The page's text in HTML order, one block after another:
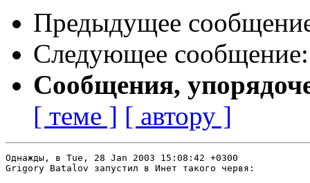
Предыдущее
Следующее
Сообщения,
[ теме ] [ автору ]
Однажды, в Tue, 28 Jan 2003 15:08:42 +0300
Grigory Batalov запустил в Инет такого червя: